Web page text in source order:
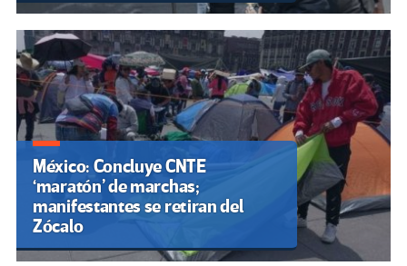
México: Concluye CNTE
‘maratón’ de marchas;
manifestantes se retiran del
Zócalo